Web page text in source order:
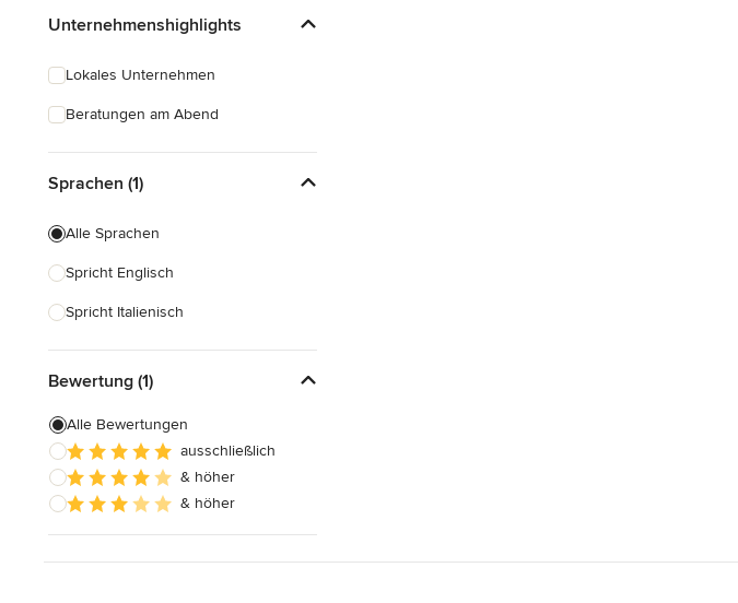
Unternehmenshighlights
Lokales Unternehmen
Beratungen am Abend
Sprachen (1)
Alle Sprachen
Spricht Englisch
Spricht Italienisch
Bewertung (1)
Alle Bewertungen
ausschließlich
& höher
& höher